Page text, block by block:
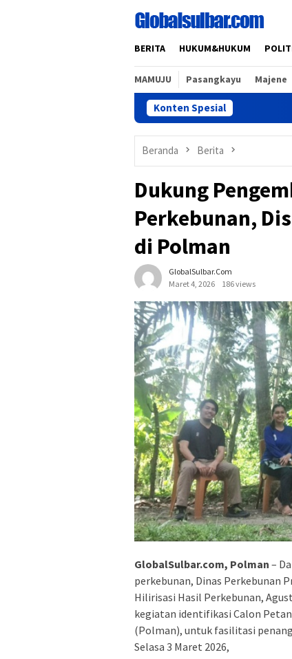
BERITA HUKUM&HUKUM
MAMUJU Pasangkayu Majene
Konten Spesial
Beranda Berita
Dukung
Perkebunan,
di Polman
GlobalSulbar.com
Maret 4, 2026
186 views
GlobalSulbar.com, Polman –
perkebunan, Dinas Perkebunan
Hilirisasi Hasil Perkebunan,
kegiatan identifikasi Calon
(Polman), untuk fasilitasi
Selasa 3 Maret 2026,